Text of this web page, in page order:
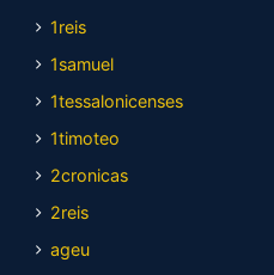
1reis
1samuel
1tessalonicenses
1timoteo
2cronicas
2reis
ageu